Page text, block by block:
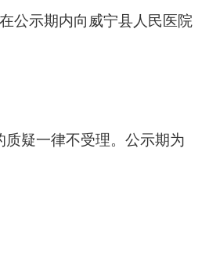
公示期内向威宁县人民医院
质疑一律不受理。公示期为